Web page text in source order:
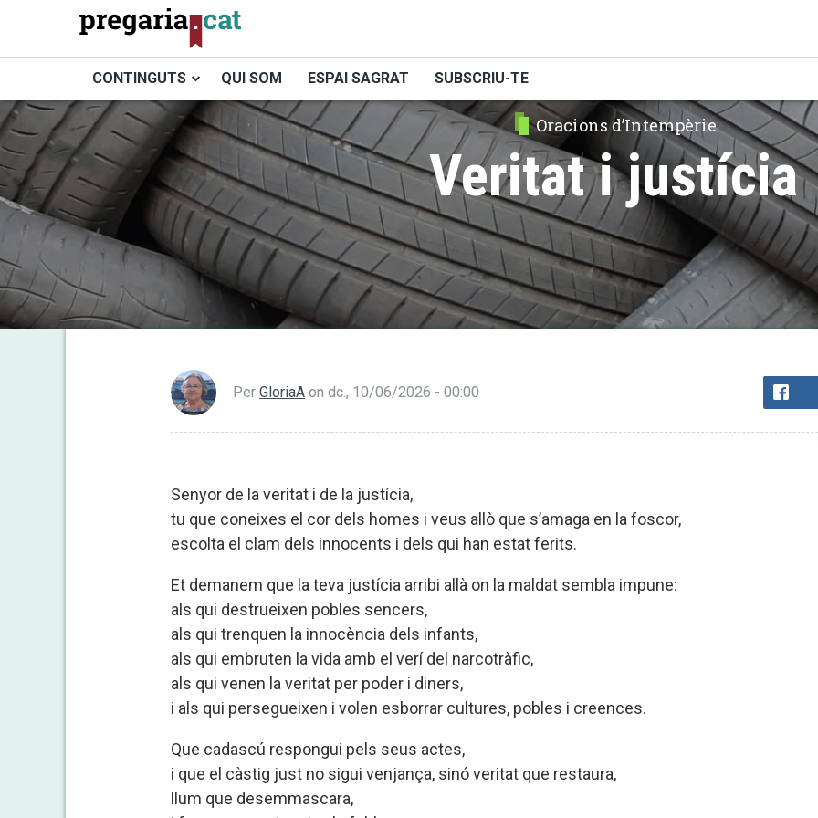
contingut
CONTINGUTS QUI SOM ESPAI SAGRAT
SUBSCRIU-TE
Cercador
Oracions d’Intempèrie
Veritat i justícia
Per GloriaA on dc., 10/06/2026 - 00:00
Senyor de la veritat i de la justícia,
tu que coneixes el cor dels homes i veus allò que s’amaga en la foscor,
escolta el clam dels innocents i dels qui han estat ferits.
Et demanem que la teva justícia arribi allà on la maldat sembla impune:
als qui destrueixen pobles sencers,
als qui trenquen la innocència dels infants,
als qui embruten la vida amb el verí del narcotràfic,
als qui venen la veritat per poder i diners,
i als qui persegueixen i volen esborrar cultures, pobles i creences.
Que cadascú respongui pels seus actes,
i que el càstig just no sigui venjança, sinó veritat que restaura,
llum que desemmascara,